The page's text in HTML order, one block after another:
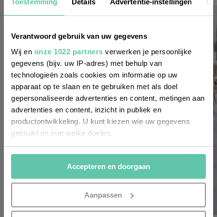
Toestemming Details Advertentie-instellingen
Verantwoord gebruik van uw gegevens
Wij en onze 1022 partners verwerken je persoonlijke
gegevens (bijv. uw IP-adres) met behulp van
technologieën zoals cookies om informatie op uw
apparaat op te slaan en te gebruiken met als doel
gepersonaliseerde advertenties en content, metingen aan
advertenties en content, inzicht in publiek en
productontwikkeling. U kunt kiezen wie uw gegevens
gebruikt en met welke doelen.
Als u het toestaat, willen we ook graag:
Informatie verzamelen over uw geografische
locatie, die tot een paar meter nauwkeurig kan zijn
Uw apparaat identificeren door het actief te
scannen op specifieke eigenschappen (fingerprinting)
Accepteren en doorgaan
Aanpassen
Wil je altijd als eerste op de hoogte zijn
van de laatste nieuwtjes, leuke adressen
en inspirerende tips voor Frankrijk? Meld
je dan aan voor onze 2-wekelijkse
nieuwsbrief. Zo gedaan!